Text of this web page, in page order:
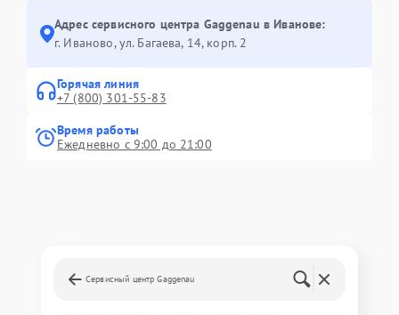
Адрес сервисного центра Gaggenau в Иванове:
г. Иваново, ул. Багаева, 14, корп. 2
Горячая линия
+7 (800) 301-55-83
Время работы
Ежедневно с 9:00 до 21:00
Сервисный центр Gaggenau